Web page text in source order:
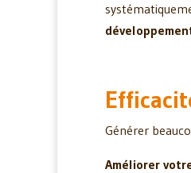
Générer
Améliorer